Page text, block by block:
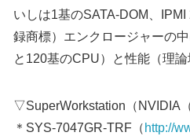
いしは1基のSATA-DOM、
録商標）エンクロージャーの
と120基のCPU）と性能（理
▽SuperWorkstation（NVIDIA
＊SYS-7047GR-TRF（ http://